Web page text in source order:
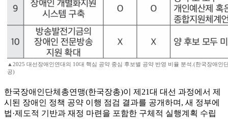
▲2025 대선장애인연대의 10대 핵심 공약 중심 후보별 공약 반영 비율 분석.(한국장애인
공)
한국장애인단체총연맹(한국장총)이 제21대 대선 과정에서 제
시된 장애인 정책 공약 이행 점검 결과를 공개하며, 새 정부에
법·제도적 기반과 재정 마련을 포함한 구체적 실행계획 수립